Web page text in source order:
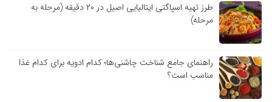
طرز تهیه اسپاگتی ایتالیایی اصیل در ۲۰ دقیقه (مرحله به
مرحله)
راهنمای جامع شناخت چاشنی‌ها؛ کدام ادویه برای کدام غذا
مناسب است؟